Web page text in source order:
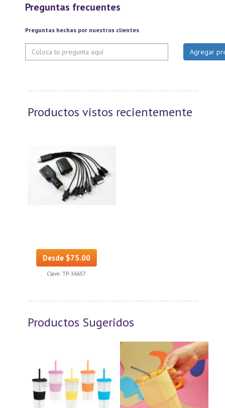
Preguntas frecuentes
Preguntas hechas por nuestros clientes
Productos vistos recientemente
Desde $75.00
Clave: TP-36657
Productos Sugeridos